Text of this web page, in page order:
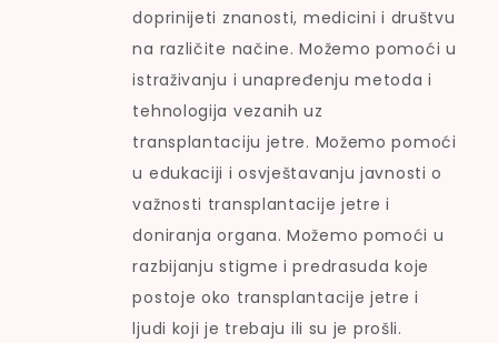
doprinijeti znanosti, medicini i društvu
na različite načine. Možemo pomoći u
istraživanju i unapređenju metoda i
tehnologija vezanih uz
transplantaciju jetre. Možemo pomoći
u edukaciji i osvještavanju javnosti o
važnosti transplantacije jetre i
doniranja organa. Možemo pomoći u
razbijanju stigme i predrasuda koje
postoje oko transplantacije jetre i
ljudi koji je trebaju ili su je prošli.